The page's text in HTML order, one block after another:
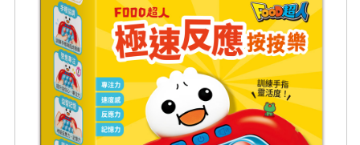
HOT
批發會員大招募，輕鬆實現財富自由!
老師您好!!幼教會員火熱招募中~
海外購物免煩惱！點我查看『海外購物流程說明』